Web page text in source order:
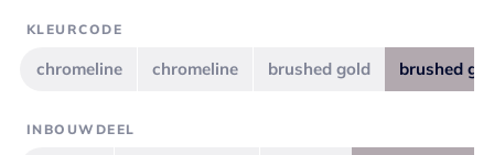
KLEURCODE
chromeline chromeline brushed gold brushed
INBOUWDEEL